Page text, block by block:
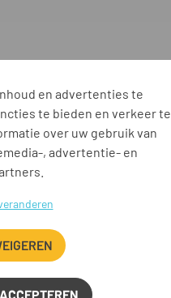
22 • 2610 Antwerpen • BE
• www.iridiumnetwerk.be
• AZ Voorkempen • UZA •
en advertenties te
te bieden en verkeer te
over uw gebruik van
, advertentie- en